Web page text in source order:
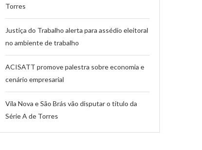
Torres
Justiça do Trabalho alerta para assédio eleitoral
no ambiente de trabalho
ACISATT promove palestra sobre economia e
cenário empresarial
Vila Nova e São Brás vão disputar o título da
Série A de Torres